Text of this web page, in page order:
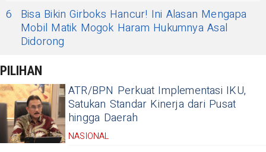
6
Bisa Bikin Girboks Hancur! Ini Alasan Mengapa
Mobil Matik Mogok Haram Hukumnya Asal
Didorong
PILIHAN
ATR/BPN Perkuat Implementasi IKU,
Satukan Standar Kinerja dari Pusat
hingga Daerah
NASIONAL